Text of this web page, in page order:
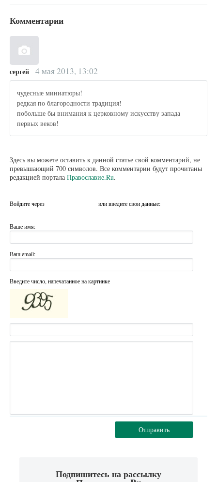
Комментарии
сергей 4 мая 2013, 13:02
чудесные миниатюры!
редкая по благородности традиция!
побольше бы внимания к церковному искусству запада
первых веков!
Здесь вы можете оставить к данной статье свой комментарий, не
превышающий 700 символов. Все комментарии будут прочитаны
редакцией портала Православие.Ru.
Войдите через или введите свои данные:
Ваше имя:
Ваш email:
Введите число, напечатанное на картинке
Отправить
Подпишитесь на рассылку